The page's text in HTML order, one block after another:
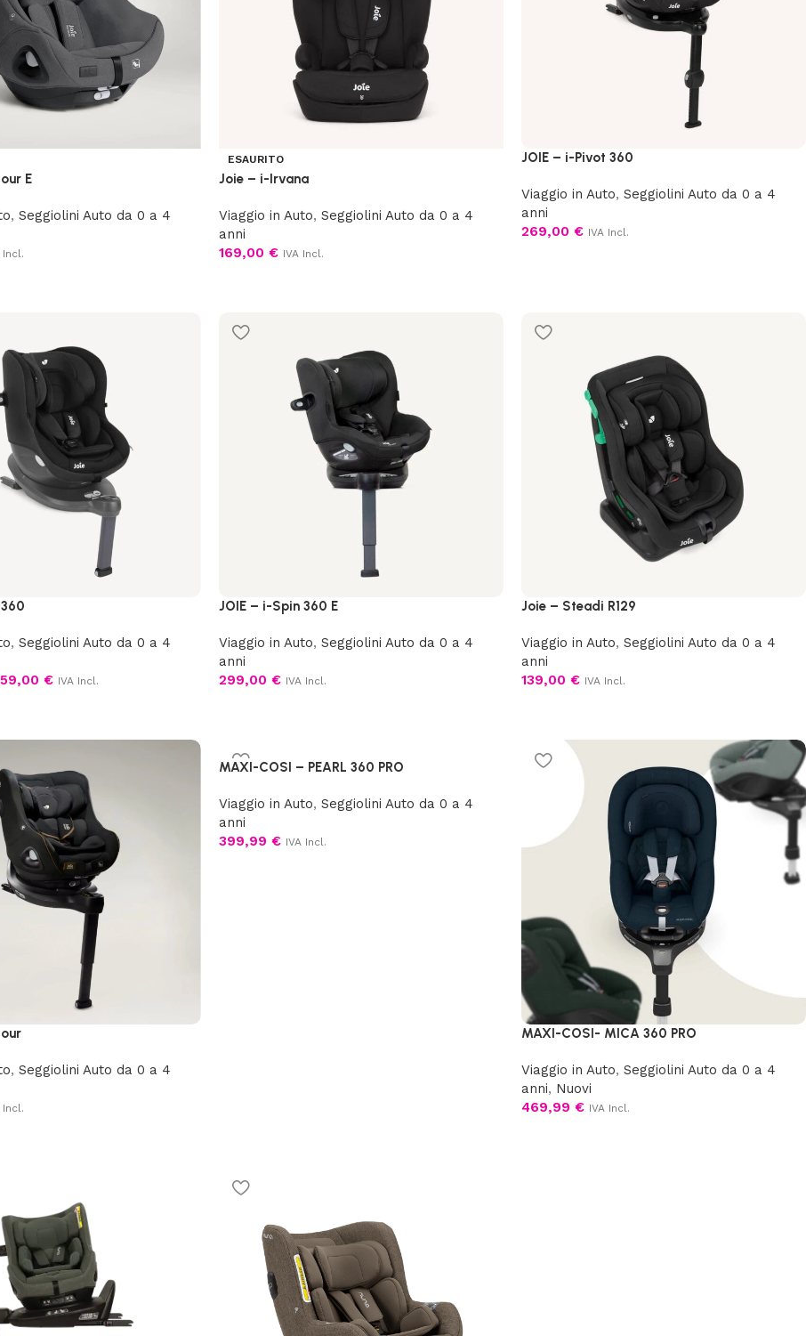
E
, Seggiolini Auto da 0 a 4
Incl.
ESAURITO
Joie – i-Irvana
Viaggio in Auto, Seggiolini Auto da 0 a 4
anni
169,00 € IVA Incl.
JOIE – i-Pivot 360
Viaggio in Auto, Seggiolini Auto da 0 a 4
anni
269,00 € IVA Incl.
, Seggiolini Auto da 0 a 4
€ IVA Incl.
JOIE – i-Spin 360 E
Viaggio in Auto, Seggiolini Auto da 0 a 4
anni
299,00 € IVA Incl.
Joie – Steadi R129
Viaggio in Auto, Seggiolini Auto da 0 a 4
anni
139,00 € IVA Incl.
, Seggiolini Auto da 0 a 4
Incl.
MAXI-COSI – PEARL 360 PRO
Viaggio in Auto, Seggiolini Auto da 0 a 4
anni
399,99 € IVA Incl.
MAXI-COSI- MICA 360 PRO
Viaggio in Auto, Seggiolini Auto da 0 a 4
anni, Nuovi
469,99 € IVA Incl.